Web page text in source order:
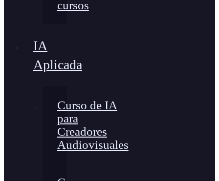
cursos
IA
Aplicada
Curso de IA
para
Creadores
Audiovisuales